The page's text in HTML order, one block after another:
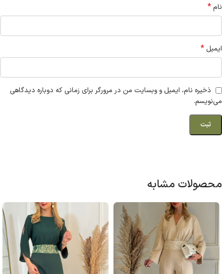
نام*
ایمیل *
ذخیره نام، ایمیل و وبسایت من در مرورگر برای زمانی که دوباره دیدگاهی
می‌نویسم.
محصولات مشابه